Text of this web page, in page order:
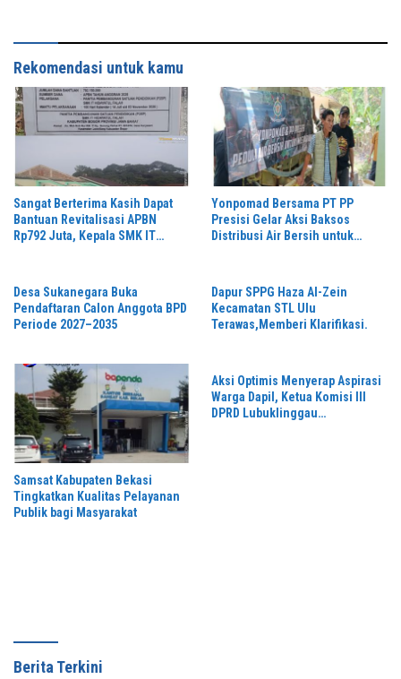
Rekomendasi untuk kamu
Sangat Berterima Kasih Dapat
Bantuan Revitalisasi APBN
Rp792 Juta, Kepala SMK IT
Yonpomad Bersama PT PP
Presisi Gelar Aksi Baksos
Distribusi Air Bersih untuk
Desa Sukanegara Buka
Pendaftaran Calon Anggota BPD
Periode 2027–2035
Dapur SPPG Haza Al-Zein
Kecamatan STL Ulu
Terawas,Memberi Klarifikasi.
Samsat Kabupaten Bekasi
Tingkatkan Kualitas Pelayanan
Publik bagi Masyarakat
Aksi Optimis Menyerap Aspirasi
Warga Dapil, Ketua Komisi III
DPRD Lubuklinggau
Berita Terkini